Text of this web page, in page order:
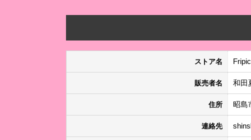
ストア名
販売者名 和田
住所 昭島
連絡先